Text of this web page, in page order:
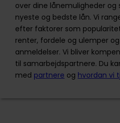
Gothersgade 8F, 1123
Tilgængelighed
Pris
Kundeservice
Ansøg
over dine lånemuligheder og
nyeste og bedste lån. Vi
efter faktorer som
renter, fordele og ulemper
anmeldelser. Vi bliver
til samarbejdspartnere. Du
med partnere og hvordan vi